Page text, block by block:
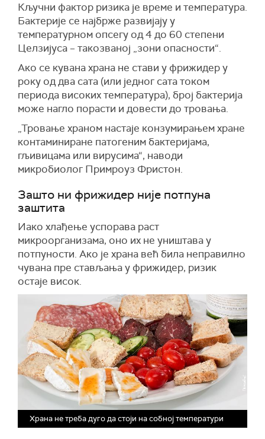
Кључни фактор ризика је време и температура.
Бактерије се најбрже развијају у
температурном опсегу од 4 до 60 степени
Целзијуса – такозваној „зони опасности“.
Ако се кувана храна не стави у фрижидер у
року од два сата (или једног сата током
периода високих температура), број бактерија
може нагло порасти и довести до тровања.
„Тровање храном настаје конзумирањем хране
контаминиране патогеним бактеријама,
гљивицама или вирусима“, наводи
микробиолог Примроуз Фристон.
Зашто ни фрижидер није потпуна
заштита
Иако хлађење успорава раст
микроорганизама, оно их не уништава у
потпуности. Ако је храна већ била неправилно
чувана пре стављања у фрижидер, ризик
остаје висок.
Храна не треба дуго да стоји на собној температури